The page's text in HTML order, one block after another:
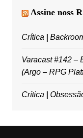
Assine noss
Crítica |
Varacast #142 –
(Argo – RPG
Crítica |